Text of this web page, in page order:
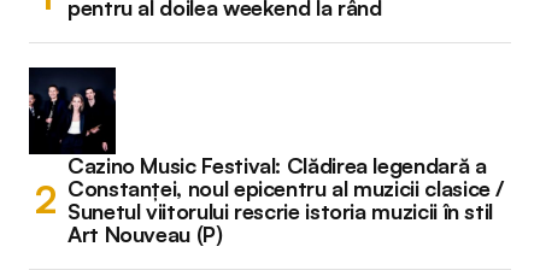
pentru al doilea weekend la rând
Cazino Music Festival: Clădirea legendară a
Constanței, noul epicentru al muzicii clasice /
Sunetul viitorului rescrie istoria muzicii în stil
Art Nouveau (P)